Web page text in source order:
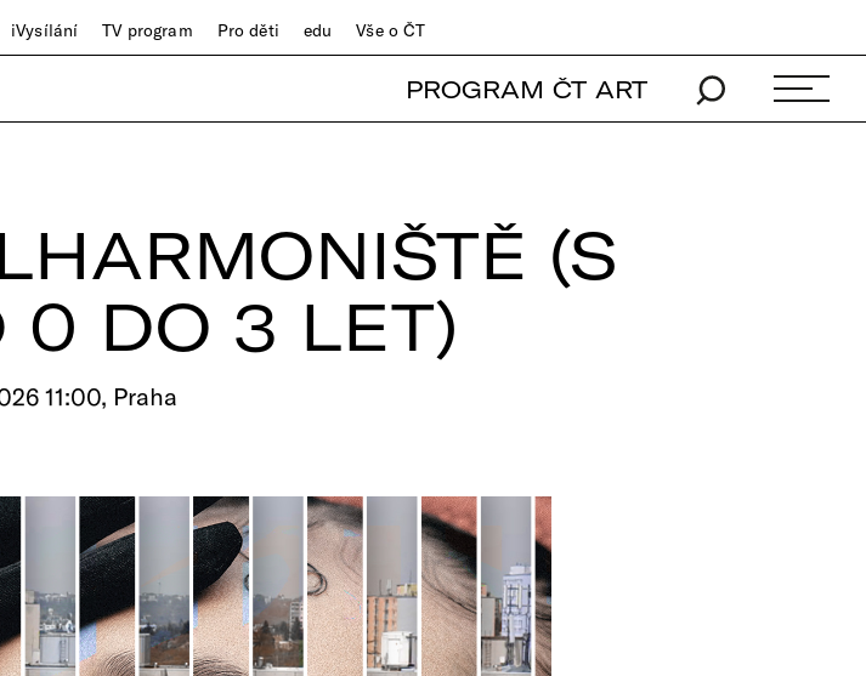
iVysílání TV program Pro děti edu Vše o ČT
PROGRAM ČT ART
(S
0 DO 3 LET)
11:00, Praha